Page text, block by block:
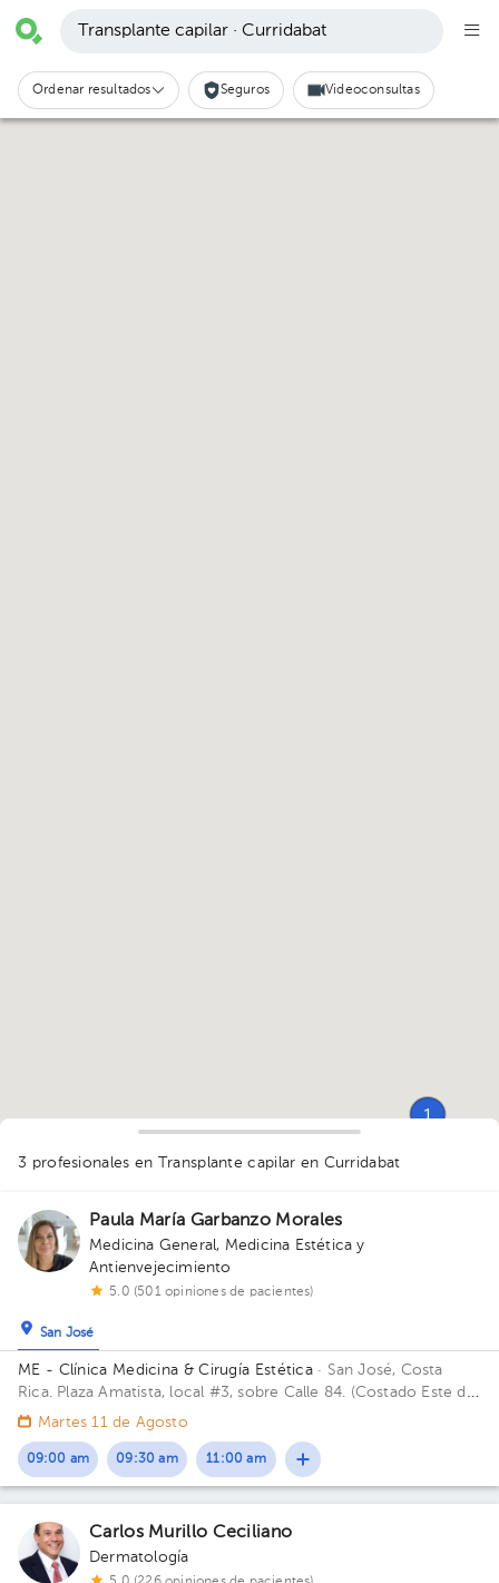
1
Transplante capilar · Curridabat
Ordenar resultados Seguros Videoconsultas
3 profesionales en Transplante capilar en Curridabat
Paula María Garbanzo Morales
Medicina General, Medicina Estética y
Antienvejecimiento
5.0 (501 opiniones de pacientes)
San José
ME - Clínica Medicina & Cirugía Estética · San José, Costa
Rica. Plaza Amatista, local #3, sobre Calle 84. (Costado Este de
Plaza Mayor). Edificio Plaza Amatista. Piso 1. Consultorio Local
Martes 11 de Agosto
09:00 am 09:30 am 11:00 am
Carlos Murillo Ceciliano
Dermatología